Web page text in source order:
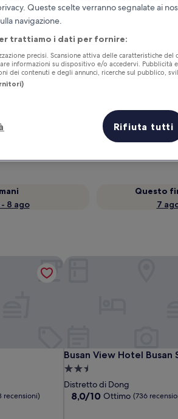
8 ago
Questo
7
recensioni)
Busan View Hotel Busan
Busan View Hotel Busan
Struttura
a
2.5
Distretto di Dong
8.0
8,0/10 Ottimo (736
Queste scelte verranno segnalate ai
navigazione.
trattiamo i dati per fornire:
precisi. Scansione attiva delle caratteristiche
informazioni su dispositivo e/o accedervi. Pubblicità
dei contenuti e degli annunci, ricerche sul pubblico,
Rifiuta tutti